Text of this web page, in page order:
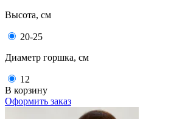
Высота, см
20-25
Диаметр горшка, см
12
В корзину
Оформить заказ